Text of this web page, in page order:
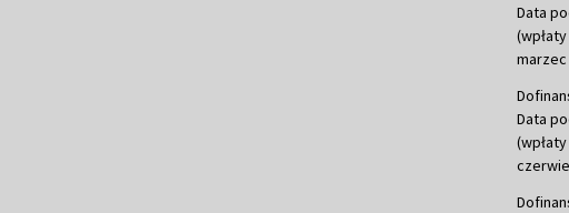
Data
marzec
Data